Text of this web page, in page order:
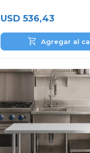
USD 536,43